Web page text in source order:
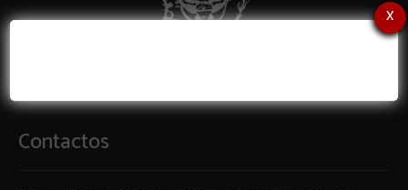
x
Contactos